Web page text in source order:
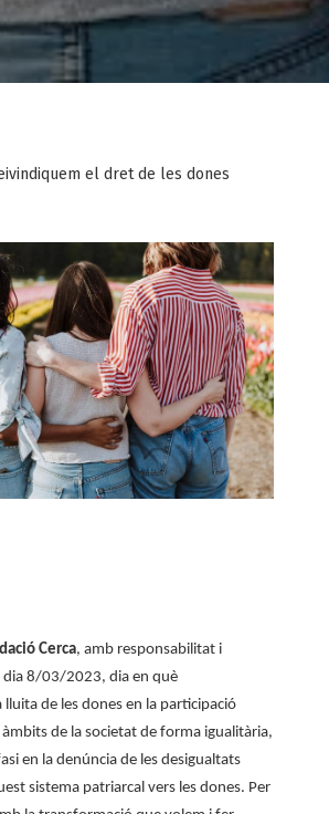
el dret de les dones
Cerca, amb responsabilitat i
dia 8/03/2023, dia en què
de les dones en la participació
de la societat de forma igualitària,
en la denúncia de les desigualtats
sistema patriarcal vers les dones. Per